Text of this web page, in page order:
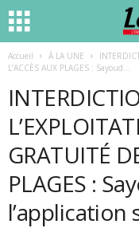
Accueil À LA UNE
L’ACCÈS AUX PLAGES : Sayoud...
GRATUITÉ
PLAGES :
l’application